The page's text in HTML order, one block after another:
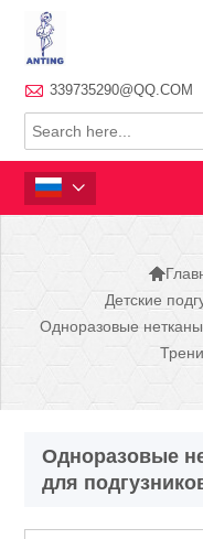
 339735290@QQ.COM


Детские
Одноразовые
Одноразовые
для